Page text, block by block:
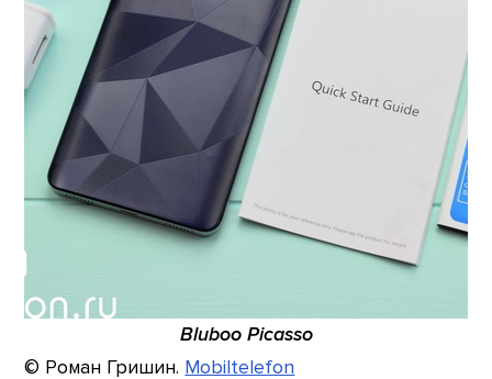
Bluboo Picasso
© Роман Гришин. Mobiltelefon